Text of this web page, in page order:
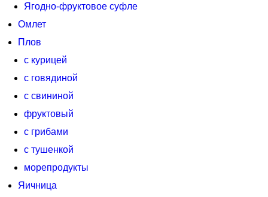
Ягодно-фруктовое суфле
Омлет
Плов
с курицей
с говядиной
с свининой
фруктовый
с грибами
с тушенкой
морепродукты
Яичница